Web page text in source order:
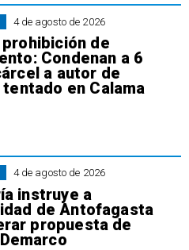
4 de agosto de 2026
prohibición de
Condenan a 6
a autor de
en Calama
4 de agosto de 2026
instruye a
de Antofagasta
propuesta de